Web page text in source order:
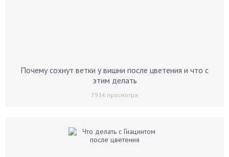
Почему сохнут ветки у вишни после цветения и что с
этим делать
7934 просмотра